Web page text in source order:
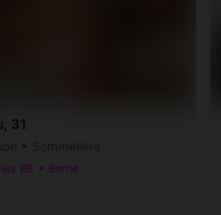
31
BE • Berne